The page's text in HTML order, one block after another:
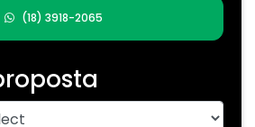
(18) 3918-2065